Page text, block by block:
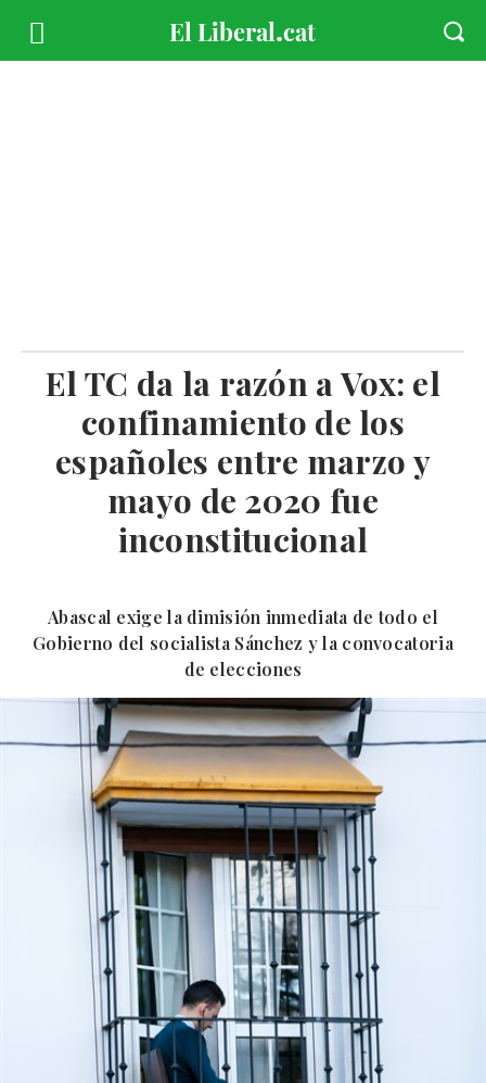
El TC da la razón a Vox: el
confinamiento de los
españoles entre marzo y
mayo de 2020 fue
inconstitucional
Abascal exige la dimisión inmediata de todo el
Gobierno del socialista Sánchez y la convocatoria
de elecciones